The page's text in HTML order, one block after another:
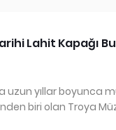
Lahit Kapağı
uzun yıllar boyunca
biri olan Troya